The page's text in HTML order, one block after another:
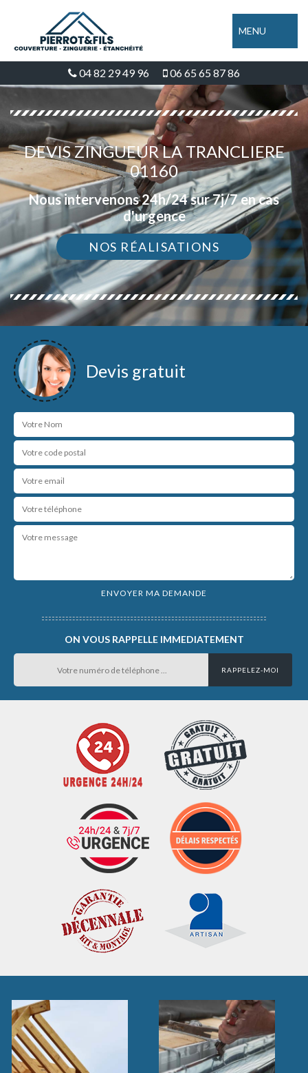
MENU
04 82 29 49 96 06 65 65 87 86
DEVIS ZINGUEUR LA TRANCLIERE
01160
Nous intervenons 24h/24 sur 7j/7 en cas
d'urgence
NOS RÉALISATIONS
Devis gratuit
ON VOUS RAPPELLE IMMEDIATEMENT